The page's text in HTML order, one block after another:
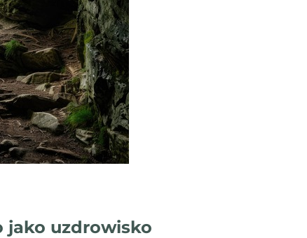
jako uzdrowisko